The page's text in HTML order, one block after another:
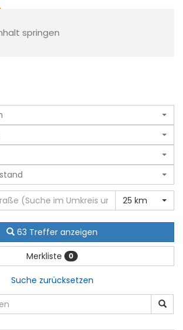
springen
25 km
63 Treffer anzeigen
Merkliste 0
Suche zurücksetzen